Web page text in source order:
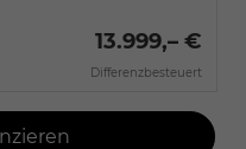
13.999,– €
Differenzbesteuert